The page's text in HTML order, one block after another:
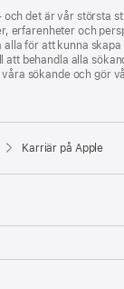
och det är vår största
erfarenheter och
alla för att kunna
att behandla alla
sökande och gör
Karriär på Apple